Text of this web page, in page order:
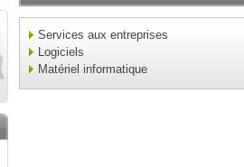
Services aux entreprises
Logiciels
Matériel informatique